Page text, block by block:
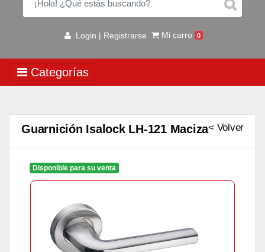
Login | Registrarse Mi carro 0
Categorías
Guarnición Isalock LH-121 Maciza< Volver
Disponible para su venta